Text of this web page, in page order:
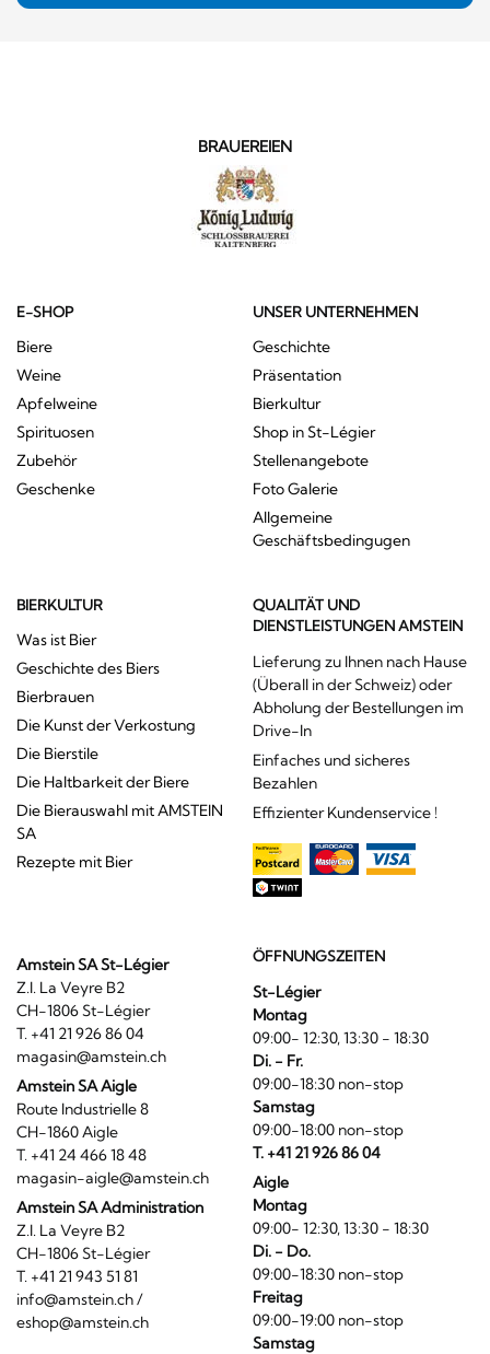
BRAUEREIEN
E-SHOP
Biere
Weine
Apfelweine
Spirituosen
Zubehör
Geschenke
UNSER UNTERNEHMEN
Geschichte
Präsentation
Bierkultur
Shop in St-Légier
Stellenangebote
Foto Galerie
Allgemeine
Geschäftsbedingugen
BIERKULTUR
Was ist Bier
Geschichte des Biers
Bierbrauen
Die Kunst der Verkostung
Die Bierstile
Die Haltbarkeit der Biere
Die Bierauswahl mit AMSTEIN
SA
Rezepte mit Bier
QUALITÄT UND
DIENSTLEISTUNGEN AMSTEIN
Lieferung zu Ihnen nach Hause
(Überall in der Schweiz) oder
Abholung der Bestellungen im
Drive-In
Einfaches und sicheres
Bezahlen
Effizienter Kundenservice !
Amstein SA St-Légier
Z.I. La Veyre B2
CH-1806 St-Légier
T. +41 21 926 86 04
magasin@amstein.ch
Amstein SA Aigle
Route Industrielle 8
CH-1860 Aigle
T. +41 24 466 18 48
magasin-aigle@amstein.ch
Amstein SA Administration
Z.I. La Veyre B2
CH-1806 St-Légier
T. +41 21 943 51 81
info@amstein.ch/
eshop@amstein.ch
ÖFFNUNGSZEITEN
St-Légier
Montag
09:00- 12:30, 13:30 - 18:30
Di. - Fr.
09:00-18:30 non-stop
Samstag
09:00-18:00 non-stop
T. +41 21 926 86 04
Aigle
Montag
09:00- 12:30, 13:30 - 18:30
Di. - Do.
09:00-18:30 non-stop
Freitag
09:00-19:00 non-stop
Samstag